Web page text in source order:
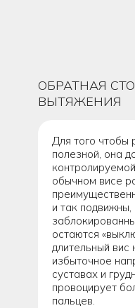
ОБРАТНАЯ
ВЫТЯЖЕНИЯ
Для того чтобы
полезной, она
обычном висе
и так
остаются
длительный вис
избыточное
суставах и
провоцирует
пальцев.